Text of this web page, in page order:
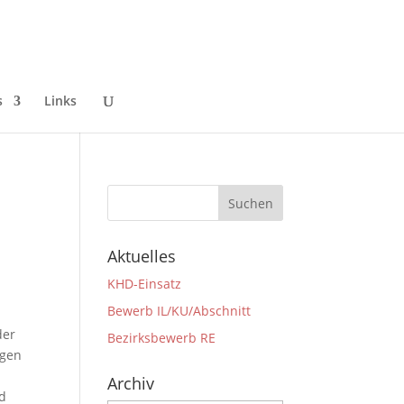
Links
Aktuelles
KHD-Einsatz
Bewerb IL/KU/Abschnitt
Bezirksbewerb RE
Archiv